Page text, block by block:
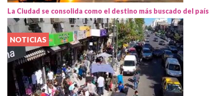
La Ciudad se consolida como el destino más buscado del país
NOTICIAS